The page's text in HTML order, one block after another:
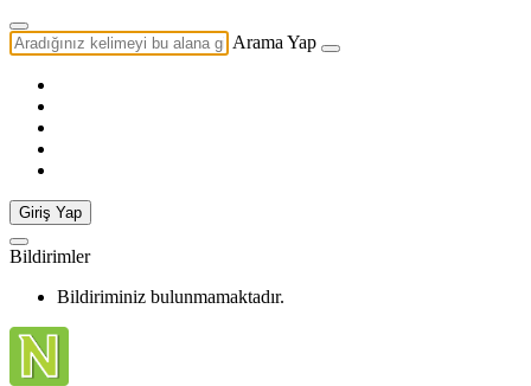
Arama Yap
Giriş Yap
Bildirimler
Bildiriminiz bulunmamaktadır.